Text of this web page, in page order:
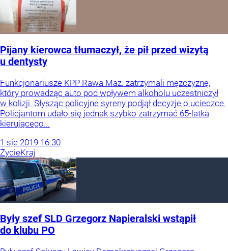
Pijany kierowca tłumaczył, że pił przed wizytą
u dentysty
Funkcjonariusze KPP Rawa Maz. zatrzymali mężczyznę,
który prowadząc auto pod wpływem alkoholu uczestniczył
w kolizji. Słysząc policyjne syreny podjął decyzje o ucieczce.
Policjantom udało się jednak szybko zatrzymać 65-latka
kierującego...
1 sie 2019 16:30
ŻycieKraj
Były szef SLD Grzegorz Napieralski wstąpił
do klubu PO